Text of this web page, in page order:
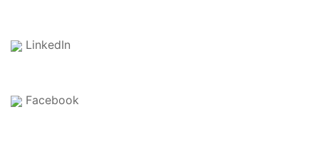
LinkedIn
Facebook